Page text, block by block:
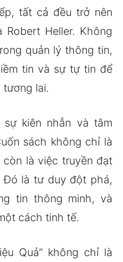
tất cả đều trở nên
Heller. Không
quản lý thông tin,
tin và sự tự tin để
lai.
kiên nhẫn và tâm
sách không chỉ là
là việc truyền đạt
Đó là tư duy đột phá,
tin thông minh, và
cách tinh tế.
Quả” không chỉ là